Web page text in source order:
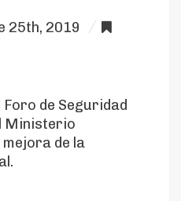
25th, 2019
de Seguridad
Ministerio
de la